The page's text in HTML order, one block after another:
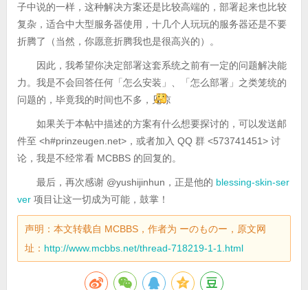
子中说的一样，这种解决方案还是比较高端的，部署起来也比较
复杂，适合中大型服务器使用，十几个人玩玩的服务器还是不要
折腾了（当然，你愿意折腾我也是很高兴的）。
因此，我希望你决定部署这套系统之前有一定的问题解决能
力。我是不会回答任何「怎么安装」、「怎么部署」之类笼统的
问题的，毕竟我的时间也不多，见谅
如果关于本帖中描述的方案有什么想要探讨的，可以发送邮
件至 <h#prinzeugen.net>，或者加入 QQ 群 <573741451> 讨
论，我是不经常看 MCBBS 的回复的。
最后，再次感谢 @yushijinhun，正是他的 blessing-skin-ser
ver项目让这一切成为可能，鼓掌！
声明：本文转载自 MCBBS，作者为 ーのものー，原文网
址： http://www.mcbbs.net/thread-718219-1-1.html